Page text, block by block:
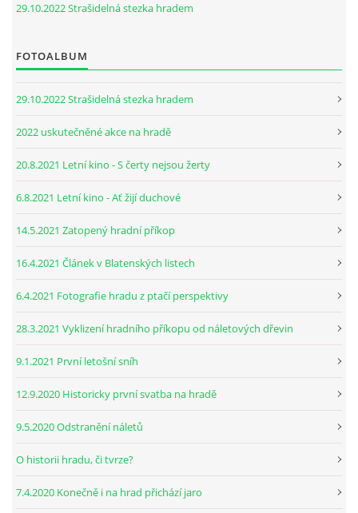
29.10.2022 Strašidelná stezka hradem
FOTOALBUM
29.10.2022 Strašidelná stezka hradem
2022 uskutečněné akce na hradě
20.8.2021 Letní kino - S čerty nejsou žerty
6.8.2021 Letní kino - Ať žijí duchové
14.5.2021 Zatopený hradní příkop
16.4.2021 Článek v Blatenských listech
6.4.2021 Fotografie hradu z ptačí perspektivy
28.3.2021 Vyklizení hradního příkopu od náletových dřevin
9.1.2021 První letošní sníh
12.9.2020 Historicky první svatba na hradě
9.5.2020 Odstranění náletů
O historii hradu, či tvrze?
7.4.2020 Konečně i na hrad přichází jaro